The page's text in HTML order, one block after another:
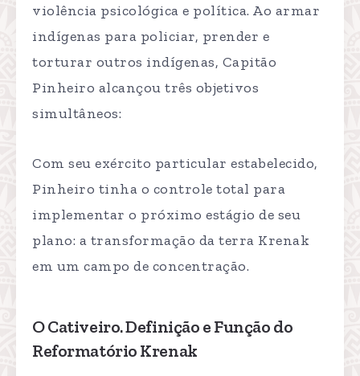
violência psicológica e política. Ao armar
indígenas para policiar, prender e
torturar outros indígenas, Capitão
Pinheiro alcançou três objetivos
simultâneos:
Com seu exército particular estabelecido,
Pinheiro tinha o controle total para
implementar o próximo estágio de seu
plano: a transformação da terra Krenak
em um campo de concentração.
O Cativeiro. Definição e Função do
Reformatório Krenak